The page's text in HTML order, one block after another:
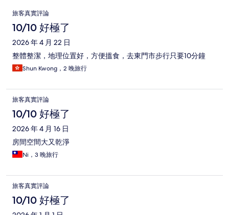
評
論
旅客真實評論
10/10 好極了
2026 年 4 月 22 日
整體整潔，地理位置好，方便搵食，去東門市步行只要10分鐘
Shun Kwong，2 晚旅行
旅客真實評論
10/10 好極了
2026 年 4 月 16 日
房間空間大又乾淨
Ni，3 晚旅行
旅客真實評論
10/10 好極了